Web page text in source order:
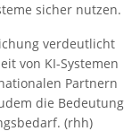
sicher nutzen.
verdeutlicht
von KI-Systemen
Partnern
die Bedeutung
(rhh)